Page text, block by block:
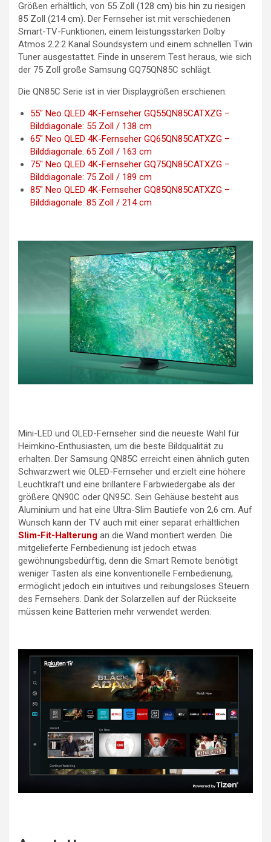
Größen erhältlich, von 55 Zoll (128 cm) bis hin zu riesigen
85 Zoll (214 cm). Der Fernseher ist mit verschiedenen
Smart-TV-Funktionen, einem leistungsstarken Dolby
Atmos 2.2.2 Kanal Soundsystem und einem schnellen Twin
Tuner ausgestattet. Finde in unserem Test heraus, wie sich
der 75 Zoll große Samsung GQ75QN85C schlägt.
Die QN85C Serie ist in vier Displaygrößen erschienen:
55″ Neo QLED 4K-Fernseher GQ55QN85CATXZG –
Bilddiagonale: 55 Zoll / 138 cm
65″ Neo QLED 4K-Fernseher GQ65QN85CATXZG –
Bilddiagonale: 65 Zoll / 163 cm
75″ Neo QLED 4K-Fernseher GQ75QN85CATXZG –
Bilddiagonale: 75 Zoll / 189 cm
85″ Neo QLED 4K-Fernseher GQ85QN85CATXZG –
Bilddiagonale: 85 Zoll / 214 cm
Mini-LED und OLED-Fernseher sind die neueste Wahl für
Heimkino-Enthusiasten, um die beste Bildqualität zu
erhalten. Der Samsung QN85C erreicht einen ähnlich guten
Schwarzwert wie OLED-Fernseher und erzielt eine höhere
Leuchtkraft und eine brillantere Farbwiedergabe als der
größere QN90C oder QN95C. Sein Gehäuse besteht aus
Aluminium und hat eine Ultra-Slim Bautiefe von 2,6 cm. Auf
Wunsch kann der TV auch mit einer separat erhältlichen
Slim-Fit-Halterung an die Wand montiert werden. Die
mitgelieferte Fernbedienung ist jedoch etwas
gewöhnungsbedürftig, denn die Smart Remote benötigt
weniger Tasten als eine konventionelle Fernbedienung,
ermöglicht jedoch ein intuitives und reibungsloses Steuern
des Fernsehers. Dank der Solarzellen auf der Rückseite
müssen keine Batterien mehr verwendet werden.